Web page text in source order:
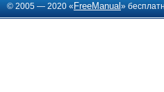
© 2005 — 2020 « FreeManual»